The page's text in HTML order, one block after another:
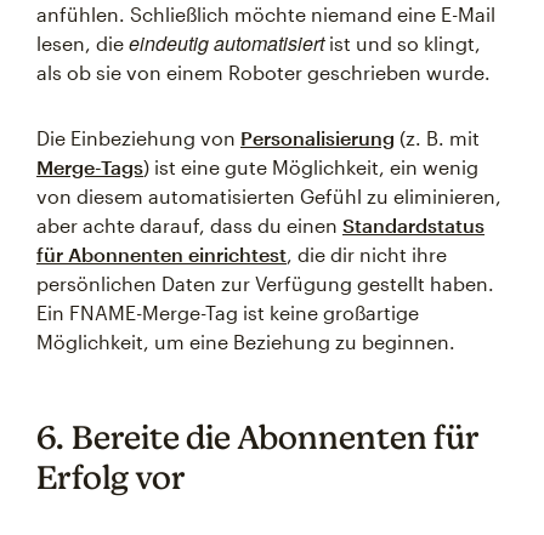
anfühlen. Schließlich möchte niemand eine E-Mail
lesen, die eindeutig automatisiertist und so klingt,
als ob sie von einem Roboter geschrieben wurde.
Die Einbeziehung von Personalisierung (z. B. mit
Merge-Tags) ist eine gute Möglichkeit, ein wenig
von diesem automatisierten Gefühl zu eliminieren,
aber achte darauf, dass du einen Standardstatus
für Abonnenten einrichtest, die dir nicht ihre
persönlichen Daten zur Verfügung gestellt haben.
Ein FNAME-Merge-Tag ist keine großartige
Möglichkeit, um eine Beziehung zu beginnen.
6. Bereite die Abonnenten für
Erfolg vor